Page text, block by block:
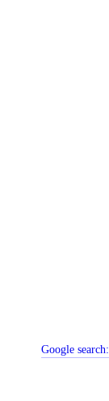
Google search: